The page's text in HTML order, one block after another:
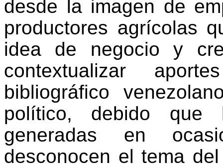
desde la imagen de
productores agrícolas
idea de negocio y
contextualizar
bibliográfico
político, debido
generadas en
desconocen el tema